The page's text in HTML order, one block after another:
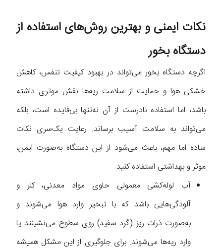
نکات ایمنی و بهترین روش‌های استفاده از
دستگاه بخور
اگرچه دستگاه بخور می‌تواند در بهبود کیفیت تنفس، کاهش
خشکی هوا و حمایت از سلامت ریه‌ها نقش موثری داشته
باشد، اما استفاده نادرست از آن نه‌تنها بی‌فایده است، بلکه
می‌تواند به سلامت آسیب برساند. رعایت یک‌سری نکات
ساده اما مهم، باعث می‌شود از این دستگاه به‌صورت ایمن،
موثر و بهداشتی استفاده کنید.
آب لوله‌کشی معمولی حاوی مواد معدنی، کلر و
آلودگی‌هایی باشد که با تبخیر وارد هوا می‌شوند و
به‌صورت ذرات ریز (گرد سفید) روی سطوح می‌نشینند یا
وارد ریه‌ها می‌شوند. برای جلوگیری از این مشکل همیشه